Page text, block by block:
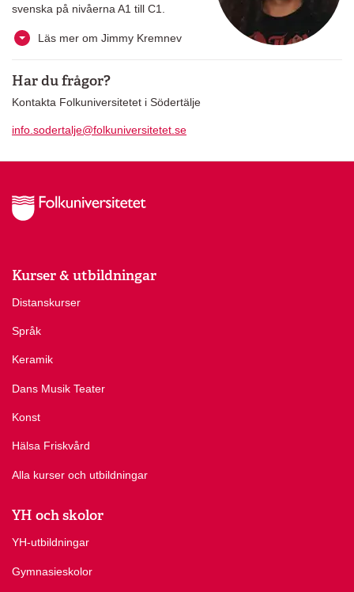
svenska på nivåerna A1 till C1.
Läs mer om Jimmy Kremnev
Har du frågor?
Kontakta Folkuniversitetet i Södertälje
info.sodertalje@folkuniversitetet.se
Kurser & utbildningar
Distanskurser
Språk
Keramik
Dans Musik Teater
Konst
Hälsa Friskvård
Alla kurser och utbildningar
YH och skolor
YH-utbildningar
Gymnasieskolor